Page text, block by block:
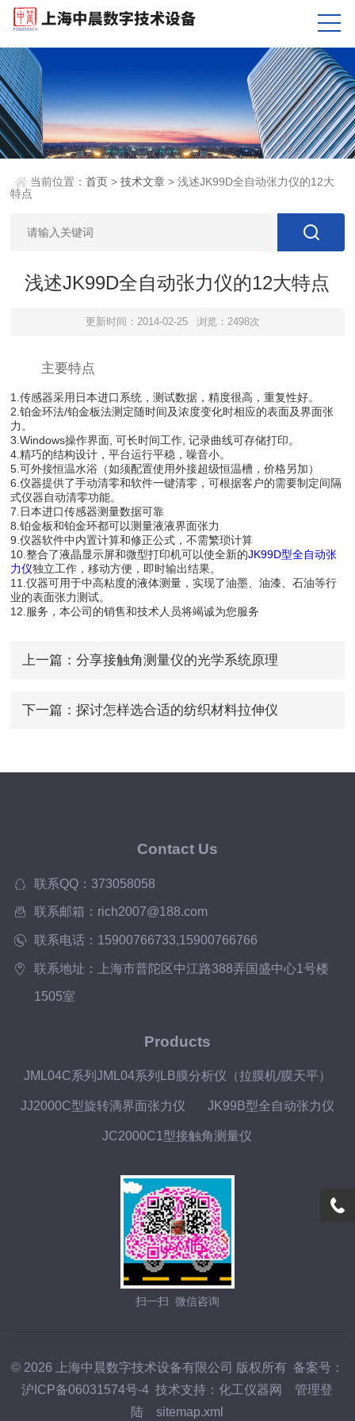
当前位置：首页 >技术文章 > 浅述JK99D全自动张力仪的12大
特点
浅述JK99D全自动张力仪的12大特点
更新时间：2014-02-25 浏览：2498次
主要特点
1.传感器采用日本进口系统，测试数据，精度很高，重复性好。
2.铂金环法/铂金板法测定随时间及浓度变化时相应的表面及界面张
力。
3.Windows操作界面, 可长时间工作, 记录曲线可存储打印。
4.精巧的结构设计，平台运行平稳，噪音小。
5.可外接恒温水浴（如须配置使用外接超级恒温槽，价格另加）
6.仪器提供了手动清零和软件一键清零，可根据客户的需要制定间隔
式仪器自动清零功能。
7.日本进口传感器测量数据可靠
8.铂金板和铂金环都可以测量液液界面张力
9.仪器软件中内置计算和修正公式，不需繁琐计算
10.整合了液晶显示屏和微型打印机可以使全新的JK99D型全自动张
力仪独立工作，移动方便，即时输出结果。
11.仪器可用于中高粘度的液体测量，实现了油墨、油漆、石油等行
业的表面张力测试。
12.服务，本公司的销售和技术人员将竭诚为您服务
上一篇： 分享接触角测量仪的光学系统原理
下一篇： 探讨怎样选合适的纺织材料拉伸仪
Contact Us
联系QQ：373058058
联系邮箱：rich2007@188.com
联系电话：15900766733,15900766766
联系地址：上海市普陀区中江路388弄国盛中心1号楼
1505室
Products
JML04C系列JML04系列LB膜分析仪（拉膜机/膜天平）
JJ2000C型旋转滴界面张力仪 JK99B型全自动张力仪
JC2000C1型接触角测量仪
扫一扫 微信咨询
© 2026 上海中晨数字技术设备有限公司 版权所有 备案号：
沪ICP备06031574号-4 技术支持：化工仪器网
管理登
陆
sitemap.xml